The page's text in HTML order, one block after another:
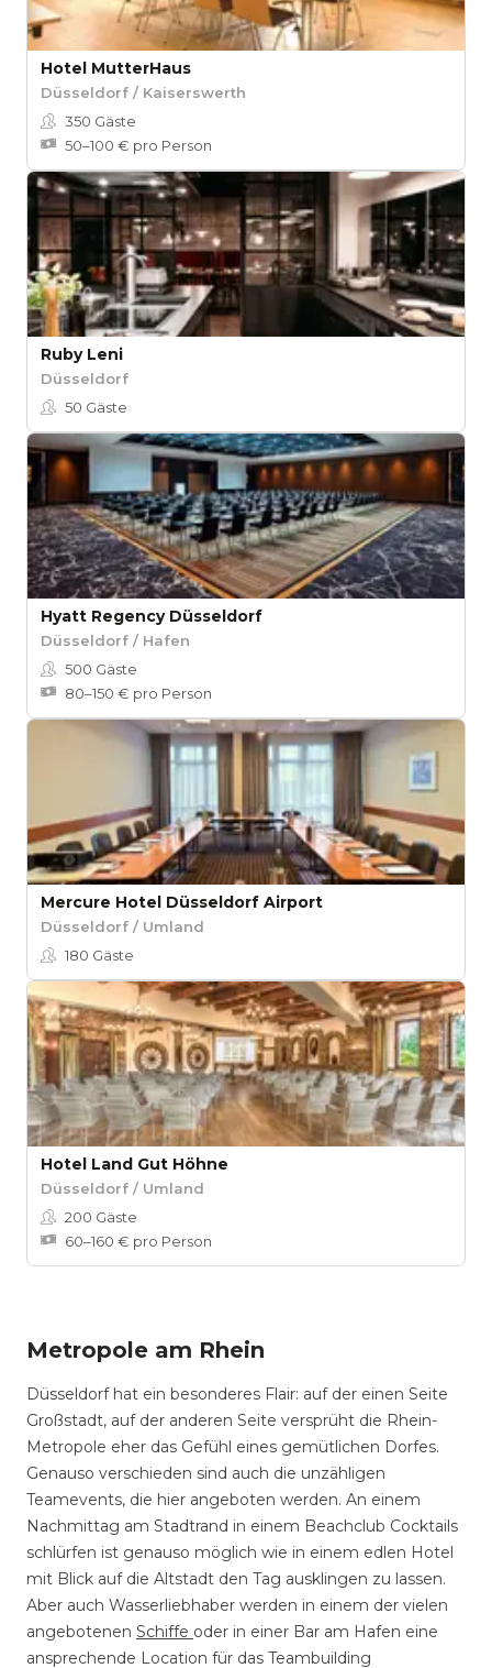
Hotel MutterHaus
Düsseldorf / Kaiserswerth
350 Gäste
50–100 € pro Person
Ruby Leni
Düsseldorf
50 Gäste
Hyatt Regency Düsseldorf
Düsseldorf / Hafen
500 Gäste
80–150 € pro Person
Mercure Hotel Düsseldorf Airport
Düsseldorf / Umland
180 Gäste
Hotel Land Gut Höhne
Düsseldorf / Umland
200 Gäste
60–160 € pro Person
Metropole am Rhein
Düsseldorf hat ein besonderes Flair: auf der einen Seite
Großstadt, auf der anderen Seite versprüht die Rhein-
Metropole eher das Gefühl eines gemütlichen Dorfes.
Genauso verschieden sind auch die unzähligen
Teamevents, die hier angeboten werden. An einem
Nachmittag am Stadtrand in einem Beachclub Cocktails
schlürfen ist genauso möglich wie in einem edlen Hotel
mit Blick auf die Altstadt den Tag ausklingen zu lassen.
Aber auch Wasserliebhaber werden in einem der vielen
angebotenen Schiffe oder in einer Bar am Hafen eine
ansprechende Location für das Teambuilding